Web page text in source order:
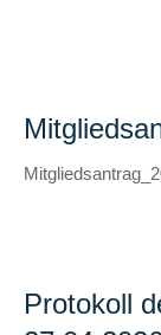
Protokoll